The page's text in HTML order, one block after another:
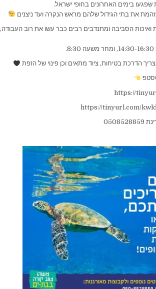
בימים האחרונים בחופי ישראל.
את בתי הגידול שלהם מראש הנקרה ועד ניצנים
ואיכות הסביבה ומתנדבים רבים כבר עשו את רוב
הדרכת בטיחות, ציוד מתאים וכן פינוי של הזפת